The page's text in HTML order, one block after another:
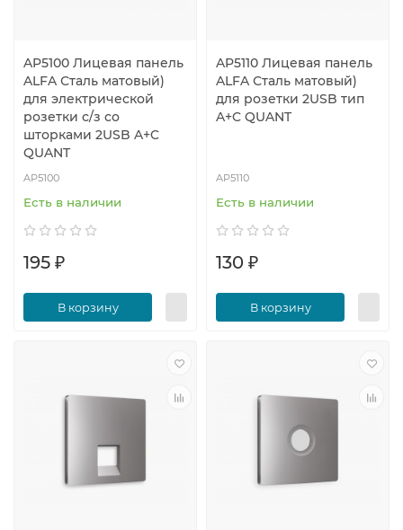
AP5100 Лицевая панель
ALFA Сталь матовый)
для электрической
розетки с/з со
шторками 2USB A+C
QUANT
AP5100
Есть в наличии
195 ₽
В корзину
AP5110 Лицевая панель
ALFA Сталь матовый)
для розетки 2USB тип
A+C QUANT
AP5110
Есть в наличии
130 ₽
В корзину